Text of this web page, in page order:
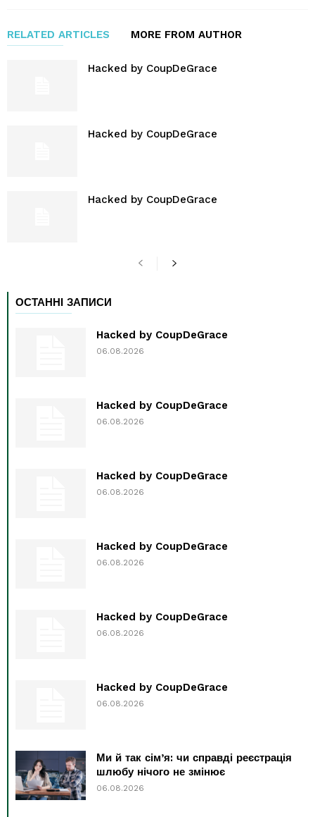
RELATED ARTICLES MORE FROM AUTHOR
Hacked by CoupDeGrace
Hacked by CoupDeGrace
Hacked by CoupDeGrace
ОСТАННІ ЗАПИСИ
Hacked by CoupDeGrace
06.08.2026
Hacked by CoupDeGrace
06.08.2026
Hacked by CoupDeGrace
06.08.2026
Hacked by CoupDeGrace
06.08.2026
Hacked by CoupDeGrace
06.08.2026
Hacked by CoupDeGrace
06.08.2026
Ми й так сім’я: чи справді реєстрація
шлюбу нічого не змінює
06.08.2026